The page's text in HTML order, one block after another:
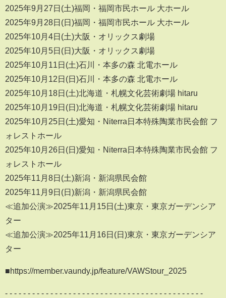
2025年9月27日(土)福岡・福岡市民ホール 大ホール
2025年9月28日(日)福岡・福岡市民ホール 大ホール
2025年10月4日(土)大阪・オリックス劇場
2025年10月5日(日)大阪・オリックス劇場
2025年10月11日(土)石川・本多の森 北電ホール
2025年10月12日(日)石川・本多の森 北電ホール
2025年10月18日(土)北海道・札幌文化芸術劇場 hitaru
2025年10月19日(日)北海道・札幌文化芸術劇場 hitaru
2025年10月25日(土)愛知・Niterra日本特殊陶業市民会館 フ
ォレストホール
2025年10月26日(日)愛知・Niterra日本特殊陶業市民会館 フ
ォレストホール
2025年11月8日(土)新潟・新潟県民会館
2025年11月9日(日)新潟・新潟県民会館
≪追加公演≫2025年11月15日(土)東京・東京ガーデンシア
ター
≪追加公演≫2025年11月16日(日)東京・東京ガーデンシア
ター
■https://member.vaundy.jp/feature/VAWStour_2025
- - - - - - - - - - - - - - - - - - - - - - - - - - - - - - - - - - - - - - - - - - - -